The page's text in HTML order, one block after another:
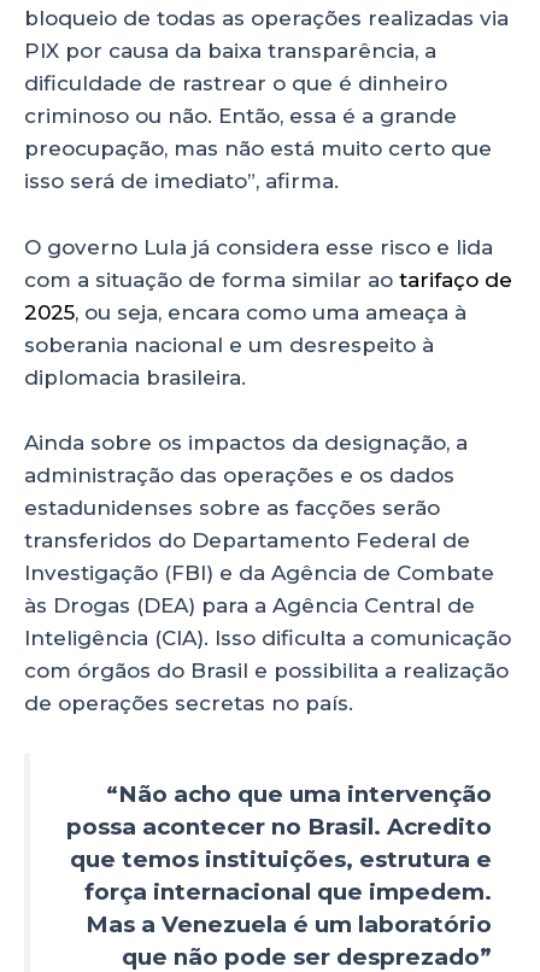
bloqueio de todas as operações realizadas via
PIX por causa da baixa transparência, a
dificuldade de rastrear o que é dinheiro
criminoso ou não. Então, essa é a grande
preocupação, mas não está muito certo que
isso será de imediato”, afirma.
O governo Lula já considera esse risco e lida
com a situação de forma similar ao tarifaço de
2025, ou seja, encara como uma ameaça à
soberania nacional e um desrespeito à
diplomacia brasileira.
Ainda sobre os impactos da designação, a
administração das operações e os dados
estadunidenses sobre as facções serão
transferidos do Departamento Federal de
Investigação (FBI) e da Agência de Combate
às Drogas (DEA) para a Agência Central de
Inteligência (CIA). Isso dificulta a comunicação
com órgãos do Brasil e possibilita a realização
de operações secretas no país.
“Não acho que uma intervenção
possa acontecer no Brasil. Acredito
que temos instituições, estrutura e
força internacional que impedem.
Mas a Venezuela é um laboratório
que não pode ser desprezado”